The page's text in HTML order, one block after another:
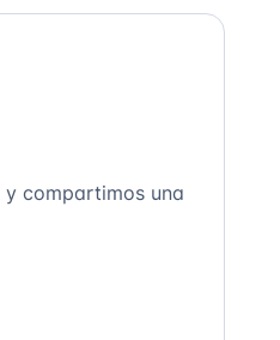
y compartimos una